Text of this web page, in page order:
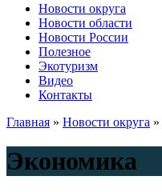
Новости округа
Новости области
Новости России
Полезное
Экотуризм
Видео
Контакты
Главная » Новости округа »
Экономика